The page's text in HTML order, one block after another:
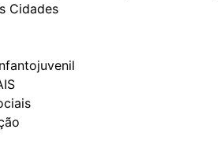
Cidades